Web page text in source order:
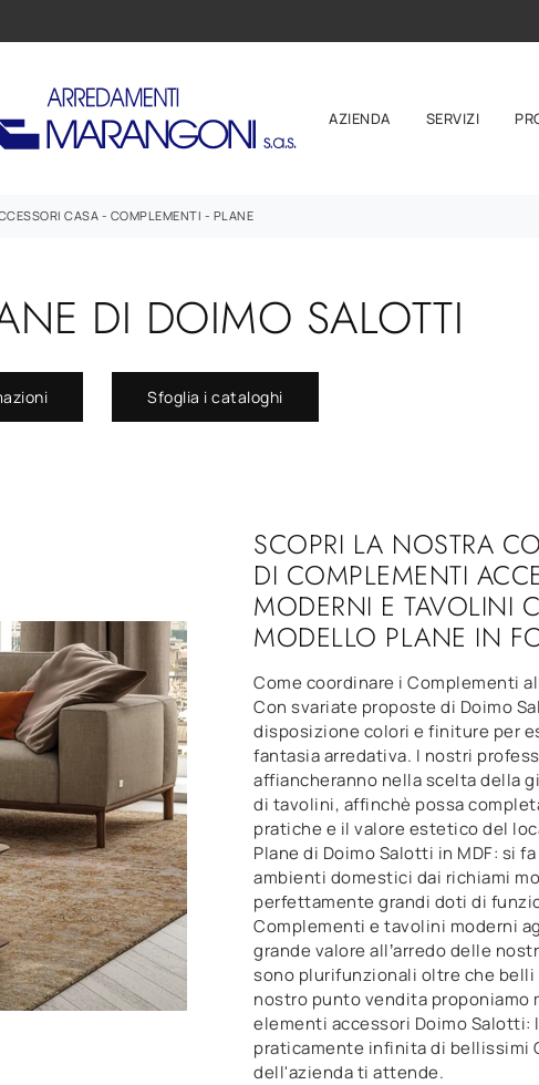
AZIENDA SERVIZI
CASA- COMPLEMENTI - PLANE
DI DOIMO SALOTTI
Sfoglia i cataloghi
SCOPRI LA NOSTRA
DI COMPLEMENTI
MODERNI E TAVOLINI
MODELLO PLANE IN
Come coordinare i Complementi
Con svariate proposte di Doimo
disposizione colori e finiture per
fantasia arredativa. I nostri
affiancheranno nella scelta della
di tavolini, affinchè possa
pratiche e il valore estetico del
Plane di Doimo Salotti in MDF: si
ambienti domestici dai richiami
perfettamente grandi doti di
Complementi e tavolini moderni
grande valore all’arredo delle
sono plurifunzionali oltre che belli
nostro punto vendita proponiamo
elementi accessori Doimo Salotti:
praticamente infinita di bellissimi
dell'azienda ti attende.